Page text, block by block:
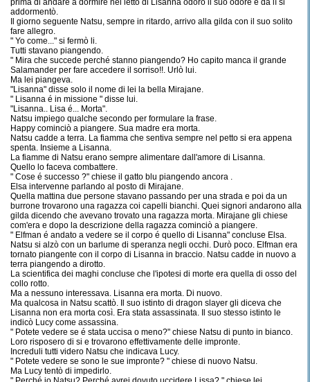
prima di andare a dormire nel letto di Lisanna odoro il suo odore e da lì si
addormentò.
Il giorno seguente Natsu, sempre in ritardo, arrivo alla gilda con il suo solito
fare allegro.
" Yo come..." si fermò li.
Tutti stavano piangendo.
" Mira che succede perché stanno piangendo? Ho capito manca il grande
Salamander per fare accedere il sorriso!!. Urlò lui.
Ma lei piangeva.
"Lisanna" disse solo il nome di lei la bella Mirajane.
" Lisanna é in missione " disse lui.
"Lisanna.. Lisa é... Morta".
Natsu impiego qualche secondo per formulare la frase.
Happy cominciò a piangere. Sua madre era morta.
Natsu cadde a terra. La fiamma che sentiva sempre nel petto si era appena
spenta. Insieme a Lisanna.
La fiamme di Natsu erano sempre alimentare dall'amore di Lisanna.
Quello lo faceva combattere.
" Cose é successo ?" chiese il gatto blu piangendo ancora .
Elsa intervenne parlando al posto di Mirajane.
Quella mattina due persone stavano passando per una strada e poi da un
burrone trovarono una ragazza coi capelli bianchi. Quei signori andarono alla
gilda dicendo che avevano trovato una ragazza morta. Mirajane gli chiese
com'era e dopo la descrizione della ragazza cominciò a piangere.
" Elfman é andato a vedere se il corpo é quello di Lisanna" concluse Elsa.
Natsu si alzò con un barlume di speranza negli occhi. Durò poco. Elfman era
tornato piangente con il corpo di Lisanna in braccio. Natsu cadde in nuovo a
terra piangendo a dirotto.
La scientifica dei maghi concluse che l'ipotesi di morte era quella di osso del
collo rotto.
Ma a nessuno interessava. Lisanna era morta. Di nuovo.
Ma qualcosa in Natsu scattò. Il suo istinto di dragon slayer gli diceva che
Lisanna non era morta così. Era stata assassinata. Il suo stesso istinto le
indicò Lucy come assassina.
" Potete vedere se é stata uccisa o meno?" chiese Natsu di punto in bianco.
Loro risposero di si e trovarono effettivamente delle impronte.
Increduli tutti videro Natsu che indicava Lucy.
" Potete vedere se sono le sue impronte? " chiese di nuovo Natsu.
Ma Lucy tentò di impedirlo.